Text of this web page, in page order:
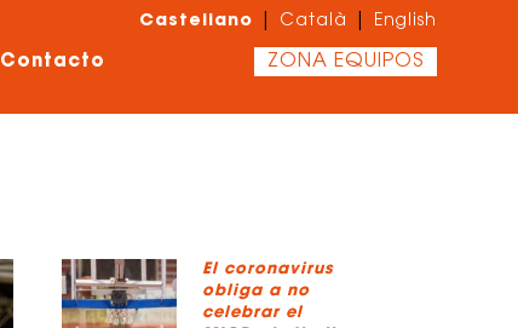
Castellano Català English
ZONA EQUIPOS
Contacto
El coronavirus
obliga a no
celebrar el